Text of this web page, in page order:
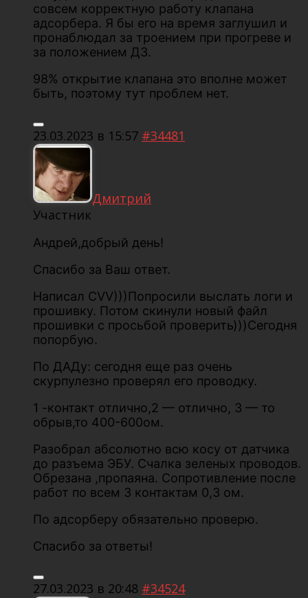
совсем корректную работу клапана
адсорбера. Я бы его на время заглушил и
пронаблюдал за троением при прогреве и
за положением ДЗ.
98% открытие клапана это вполне может
быть, поэтому тут проблем нет.
23.03.2023 в 15:57 #34481
Дмитрий
Участник
Андрей,добрый день!
Спасибо за Ваш ответ.
Написал CVV)))Попросили выслать логи и
прошивку. Потом скинули новый файл
прошивки с просьбой проверить)))Сегодня
попорбую.
По ДАДу: сегодня еще раз очень
скурпулезно проверял его проводку.
1 -контакт отлично,2 — отлично, 3 — то
обрыв,то 400-600ом.
Разобрал абсолютно всю косу от датчика
до разъема ЭБУ. Счалка зеленых проводов.
Обрезана ,пропаяна. Сопротивление после
работ по всем 3 контактам 0,3 ом.
По адсорберу обязательно проверю.
Спасибо за ответы!
27.03.2023 в 20:48 #34524